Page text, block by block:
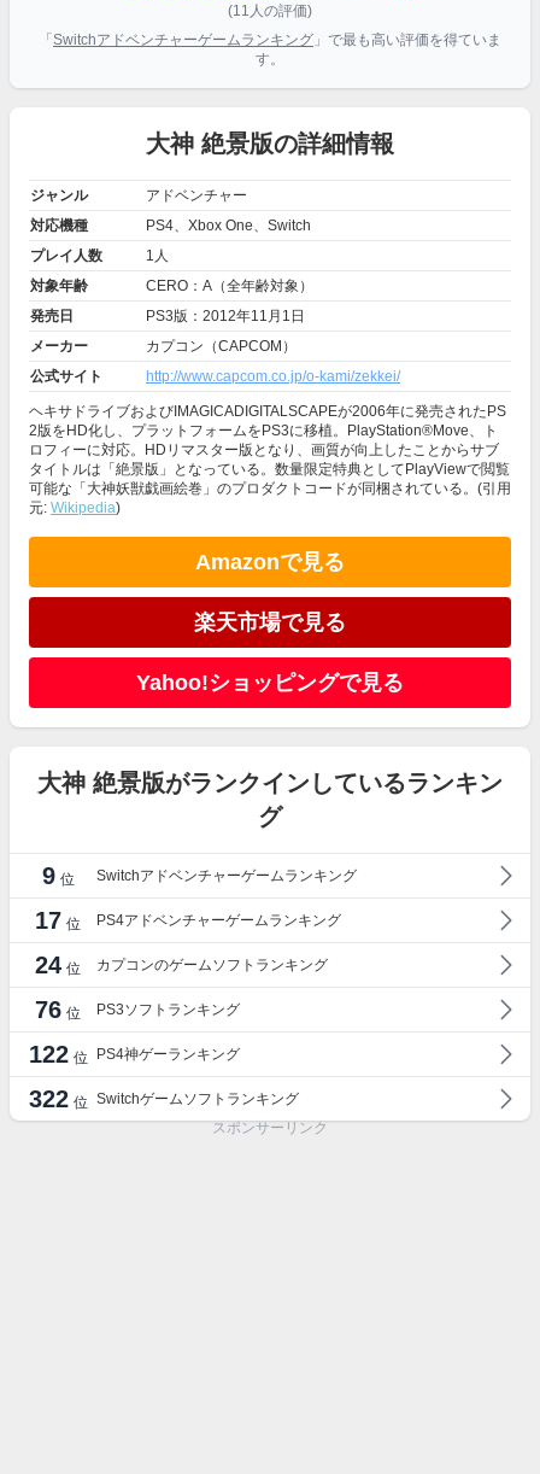
(11人の評価)
「 Switchアドベンチャーゲームランキング 」で最も高い評価を得ていま
す。
大神 絶景版の詳細情報
ジャンル
アドベンチャー
対応機種
PS4、Xbox One、Switch
プレイ人数
1人
対象年齢
CERO：A（全年齢対象）
発売日
PS3版：2012年11月1日
メーカー
カプコン（CAPCOM）
公式サイト
http://www.capcom.co.jp/o-kami/zekkei/
ヘキサドライブおよびIMAGICADIGITALSCAPEが2006年に発売されたPS
2版をHD化し、プラットフォームをPS3に移植。PlayStation®Move、ト
ロフィーに対応。HDリマスター版となり、画質が向上したことからサブ
タイトルは「絶景版」となっている。数量限定特典としてPlayViewで閲覧
可能な「大神妖獣戯画絵巻」のプロダクトコードが同梱されている。(引用
元: Wikipedia)
Amazonで見る
楽天市場で見る
Yahoo!ショッピングで見る
大神 絶景版がランクインしているランキン
グ
9 位 Switchアドベンチャーゲームランキング
17 位 PS4アドベンチャーゲームランキング
24 位 カプコンのゲームソフトランキング
76 位 PS3ソフトランキング
122 位 PS4神ゲーランキング
322 位 Switchゲームソフトランキング
スポンサーリンク